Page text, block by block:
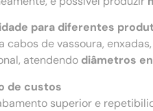
para diferentes
cabos de vassoura,
atendendo diâmetros
de custos
superior e